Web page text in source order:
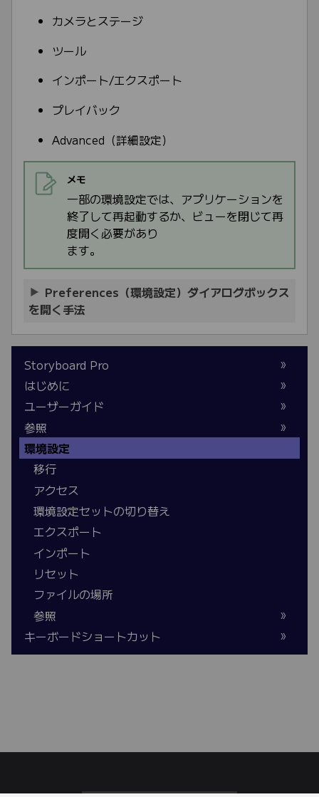
カメラとステージ
ツール
インポート/エクスポート
プレイバック
Advanced（詳細設定）
メモ
一部の環境設定では、アプリケーションを
終了して再起動するか、ビューを閉じて再
度開く必要があり
ます。
Preferences（環境設定）ダイアログボックス
を開く手法
Storyboard Pro
はじめに
ユーザーガイド
参照
環境設定
移行
アクセス
環境設定セットの切り替え
エクスポート
インポート
リセット
ファイルの場所
参照
キーボードショートカット